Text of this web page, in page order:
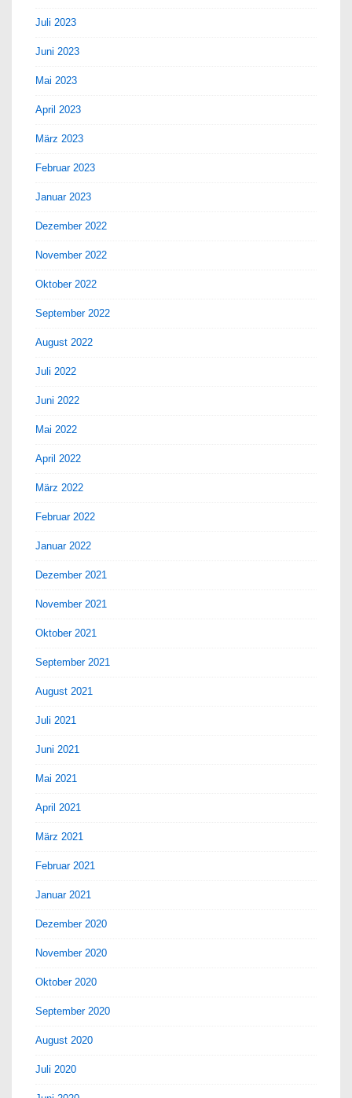
Juli 2023
Juni 2023
Mai 2023
April 2023
März 2023
Februar 2023
Januar 2023
Dezember 2022
November 2022
Oktober 2022
September 2022
August 2022
Juli 2022
Juni 2022
Mai 2022
April 2022
März 2022
Februar 2022
Januar 2022
Dezember 2021
November 2021
Oktober 2021
September 2021
August 2021
Juli 2021
Juni 2021
Mai 2021
April 2021
März 2021
Februar 2021
Januar 2021
Dezember 2020
November 2020
Oktober 2020
September 2020
August 2020
Juli 2020